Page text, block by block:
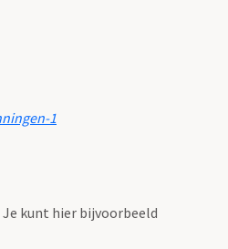
1
kunt hier bijvoorbeeld